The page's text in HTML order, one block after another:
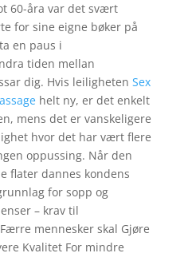
60-åra var det svært
for sine eigne bøker på
en paus i
tiden mellan
dig. Hvis leiligheten Sex
helt ny, er det enkelt
mens det er vanskeligere
hvor det har vært flere
oppussing. Når den
flater dannes kondens
for sopp og
– krav til
mennesker skal Gjøre
Kvalitet For mindre